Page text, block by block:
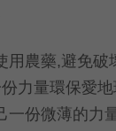
用農藥,避免破
力量環保愛
份微薄的力